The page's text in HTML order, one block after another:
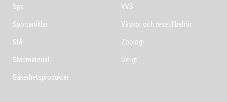
Spa
Sportartiklar
Stål
Städmaterial
Säkerhetsprodukter
VVS
Väskor och resetillbehör
Zoologi
Övrigt